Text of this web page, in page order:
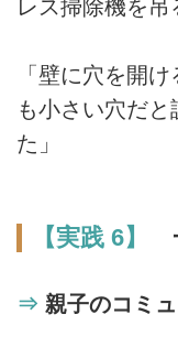
レス掃除機を吊
「壁に穴を開
も小さい穴だ
た」
【実践 6】
⇒ 親子のコミ